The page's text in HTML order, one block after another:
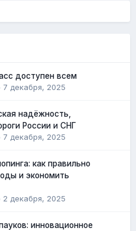
доступен всем
7 декабря, 2025
надёжность,
России и СНГ
7 декабря, 2025
как правильно
и экономить
2 декабря, 2025
инновационное